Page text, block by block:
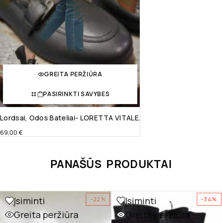
GREITA PERŽIŪRA
PASIRINKTI SAVYBES
Lordsai, Odos Bateliai- LORETTA VITALE.
69,00 €
PANAŠŪS PRODUKTAI
-22%
Įsiminti
Greita peržiūra
-34%
Įsiminti
Greita peržiūra